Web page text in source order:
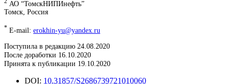
АО “ТомскНИПИнефть”
Томск, Россия
* E-mail: erokhin-yu@yandex.ru
Поступила в редакцию 24.08.2020
После доработки 16.10.2020
Принята к публикации 19.10.2020
DOI: 10.31857/S2686739721010060